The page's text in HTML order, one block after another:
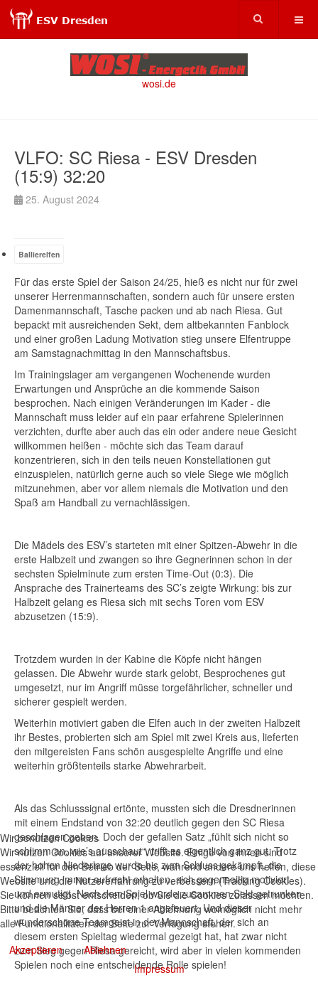
wosi.de
VLFO: SC Riesa - ESV Dresden
(15:9) 32:20
25. August 2024
Ballierelfen
Für das erste Spiel der Saison 24/25, hieß es nicht nur für zwei
unserer Herrenmannschaften, sondern auch für unsere ersten
Damenmannschaft, Tasche packen und ab nach Riesa. Gut
bepackt mit ausreichenden Sekt, dem altbekannten Fanblock
und einer großen Ladung Motivation stieg unsere Elfentruppe
am Samstagnachmittag in den Mannschaftsbus.
Im Trainingslager am vergangenen Wochenende wurden
Erwartungen und Ansprüche an die kommende Saison
besprochen. Nach einigen Veränderungen im Kader - die
Mannschaft muss leider auf ein paar erfahrene Spielerinnen
verzichten, durfte aber auch das ein oder andere neue Gesicht
willkommen heißen - möchte sich das Team darauf
konzentrieren, sich in den teils neuen Konstellationen gut
einzuspielen, natürlich gerne auch so viele Siege wie möglich
mitzunehmen, aber vor allem niemals die Motivation und den
Spaß am Handball zu vernachlässigen.
Die Mädels des ESV’s starteten mit einer Spitzen-Abwehr in die
erste Halbzeit und zwangen so ihre Gegnerinnen schon in der
sechsten Spielminute zum ersten Time-Out (0:3). Die
Ansprache des Trainerteams des SC’s zeigte Wirkung: bis zur
Halbzeit gelang es Riesa sich mit sechs Toren vom ESV
abzusetzen (15:9).
Trotzdem wurden in der Kabine die Köpfe nicht hängen
gelassen. Die Abwehr wurde stark gelobt, Besprochenes gut
umgesetzt, nur im Angriff müsse torgefährlicher, schneller und
sicherer gespielt werden.
Weiterhin motiviert gaben die Elfen auch in der zweiten Halbzeit
ihr Bestes, probierten sich am Spiel mit zwei Kreis aus, lieferten
den mitgereisten Fans schön ausgespielte Angriffe und eine
weiterhin größtenteils starke Abwehrarbeit.
Als das Schlusssignal ertönte, mussten sich die Dresdnerinnen
mit einem Endstand von 32:20 deutlich gegen den SC Riesa
geschlagen geben. Doch der gefallen Satz „fühlt sich nicht so
schlimm an, wie’s ausschaut“, trifft es eigentlich ganz gut. Trotz
der hohen Niederlage wurde bis zum Schluss gekämpft, die
Stimmung immer aufrecht erhalten, sich gegenseitig motiviert
und ermutigt. Nach dem Spiel wurde zusammen Sekt getrunken
und die Männer der Herren 1 angefeuert. Und dieser
wunderschöne Teamgeist in der Mannschaft, der sich an
diesem ersten Spieltag wiedermal gezeigt hat, hat zwar nicht
zum Sieg gegen Riesa gereicht, wird aber in vielen kommenden
Spielen noch eine entscheidende Rolle spielen!
Wir benutzen Cookies
Wir nutzen Cookies auf unserer Website. Einige von ihnen sind
essenziell für den Betrieb der Seite, während andere uns helfen, diese
Website und die Nutzererfahrung zu verbessern (Tracking Cookies).
Sie können selbst entscheiden, ob Sie die Cookies zulassen möchten.
Bitte beachten Sie, dass bei einer Ablehnung womöglich nicht mehr
alle Funktionalitäten der Seite zur Verfügung stehen.
Akzeptieren
Ablehnen
Impressum